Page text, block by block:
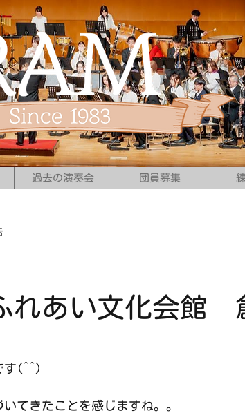
過去の演奏会 団員募集
れあい文化会館
す(^^)
てきたことを感じますね。。